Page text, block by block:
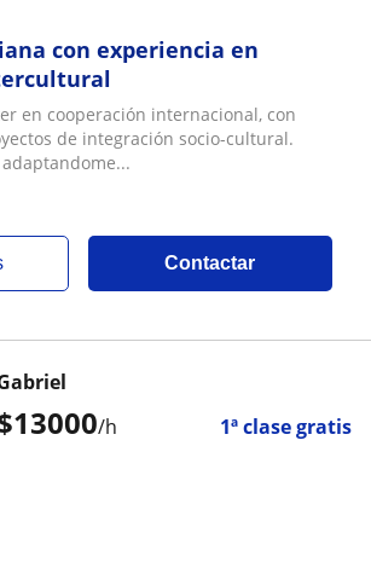
con experiencia en
en cooperación internacional, con
de integración socio-cultural.
Contactar
13000/h 1ª clase gratis